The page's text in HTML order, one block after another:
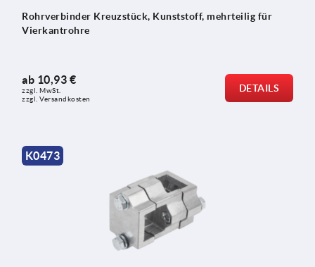
Rohrverbinder Kreuzstück, Kunststoff, mehrteilig für
Vierkantrohre
ab 10,93 €
zzgl. MwSt.
zzgl. Versandkosten
DETAILS
K0473